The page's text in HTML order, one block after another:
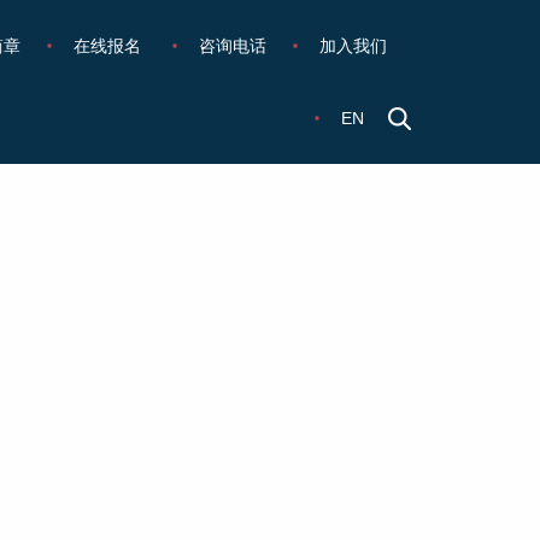
章 在线报名 咨询电话 加入我们
EN